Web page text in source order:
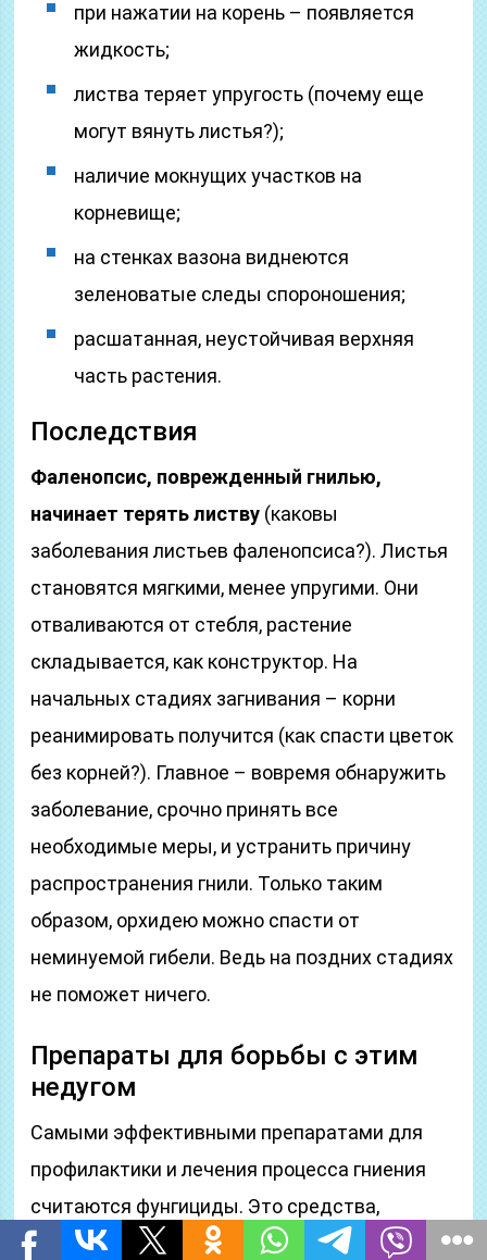
при нажатии на корень – появляется
жидкость;
листва теряет упругость (почему еще
могут вянуть листья?);
наличие мокнущих участков на
корневище;
на стенках вазона виднеются
зеленоватые следы спороношения;
расшатанная, неустойчивая верхняя
часть растения.
Последствия
Фаленопсис, поврежденный гнилью,
начинает терять листву (каковы
заболевания листьев фаленопсиса?). Листья
становятся мягкими, менее упругими. Они
отваливаются от стебля, растение
складывается, как конструктор. На
начальных стадиях загнивания – корни
реанимировать получится (как спасти цветок
без корней?). Главное – вовремя обнаружить
заболевание, срочно принять все
необходимые меры, и устранить причину
распространения гнили. Только таким
образом, орхидею можно спасти от
неминуемой гибели. Ведь на поздних стадиях
не поможет ничего.
Препараты для борьбы с этим
недугом
Самыми эффективными препаратами для
профилактики и лечения процесса гниения
считаются фунгициды. Это средства,
которые ликвидируют возбудителей